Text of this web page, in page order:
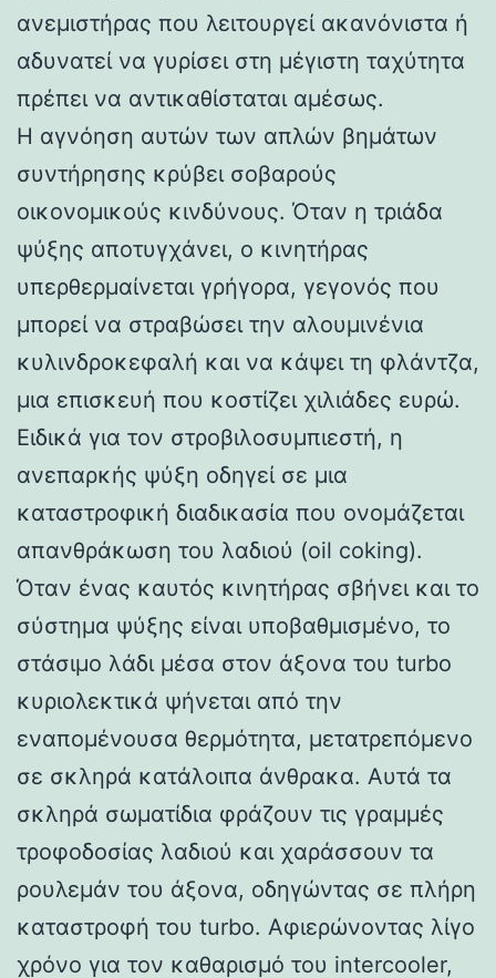
ανεμιστήρας που λειτουργεί ακανόνιστα ή
αδυνατεί να γυρίσει στη μέγιστη ταχύτητα
πρέπει να αντικαθίσταται αμέσως.
Η αγνόηση αυτών των απλών βημάτων
συντήρησης κρύβει σοβαρούς
οικονομικούς κινδύνους. Όταν η τριάδα
ψύξης αποτυγχάνει, ο κινητήρας
υπερθερμαίνεται γρήγορα, γεγονός που
μπορεί να στραβώσει την αλουμινένια
κυλινδροκεφαλή και να κάψει τη φλάντζα,
μια επισκευή που κοστίζει χιλιάδες ευρώ.
Ειδικά για τον στροβιλοσυμπιεστή, η
ανεπαρκής ψύξη οδηγεί σε μια
καταστροφική διαδικασία που ονομάζεται
απανθράκωση του λαδιού (oil coking).
Όταν ένας καυτός κινητήρας σβήνει και το
σύστημα ψύξης είναι υποβαθμισμένο, το
στάσιμο λάδι μέσα στον άξονα του turbo
κυριολεκτικά ψήνεται από την
εναπομένουσα θερμότητα, μετατρεπόμενο
σε σκληρά κατάλοιπα άνθρακα. Αυτά τα
σκληρά σωματίδια φράζουν τις γραμμές
τροφοδοσίας λαδιού και χαράσσουν τα
ρουλεμάν του άξονα, οδηγώντας σε πλήρη
καταστροφή του turbo. Αφιερώνοντας λίγο
χρόνο για τον καθαρισμό του intercooler,